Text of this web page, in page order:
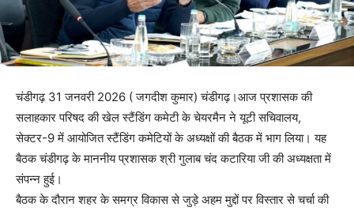
चंडीगढ़ 31 जनवरी 2026 ( जगदीश कुमार) चंडीगढ़।आज प्रशासक की
सलाहकार परिषद की खेल स्टैंडिंग कमेटी के चेयरमैन ने यूटी सचिवालय,
सेक्टर-9 में आयोजित स्टैंडिंग कमेटियों के अध्यक्षों की बैठक में भाग लिया। यह
बैठक चंडीगढ़ के माननीय प्रशासक श्री गुलाब चंद कटारिया जी की अध्यक्षता में
संपन्न हुई।
बैठक के दौरान शहर के समग्र विकास से जुड़े अहम मुद्दों पर विस्तार से चर्चा की